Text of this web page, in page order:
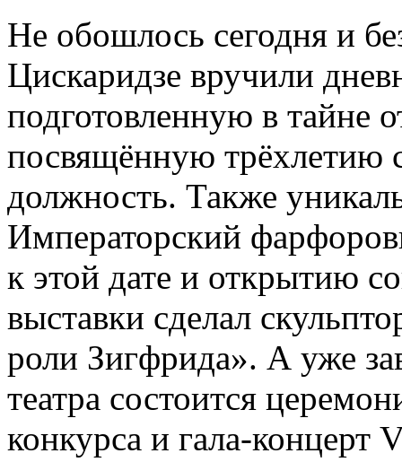
Не обошлось сегодня и
Цискаридзе вручили
подготовленную в тайне
посвящённую трёхлетию
должность. Также
Императорский
к этой дате и открытию
выставки сделал
роли Зигфрида». А уже
театра состоится
конкурса и гала-концерт